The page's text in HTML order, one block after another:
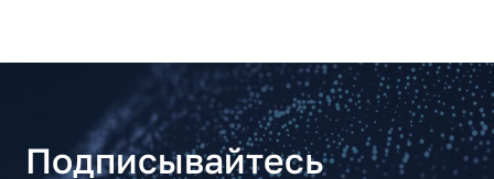
Подписывайтесь